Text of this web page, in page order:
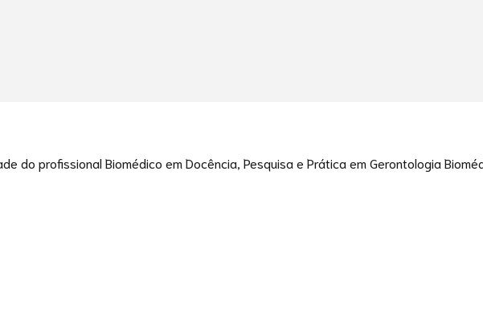
do profissional Biomédico em Docência, Pesquisa e Prática em Gerontologia